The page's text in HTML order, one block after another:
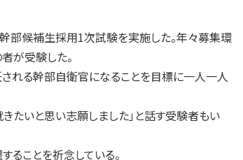
部候補生採用1次試験を実施した。年々募集環
が受験した。
れる幹部自衛官になることを目標に一人一人
たいと思い志願しました」と話す受験者もい
ことを祈念している。